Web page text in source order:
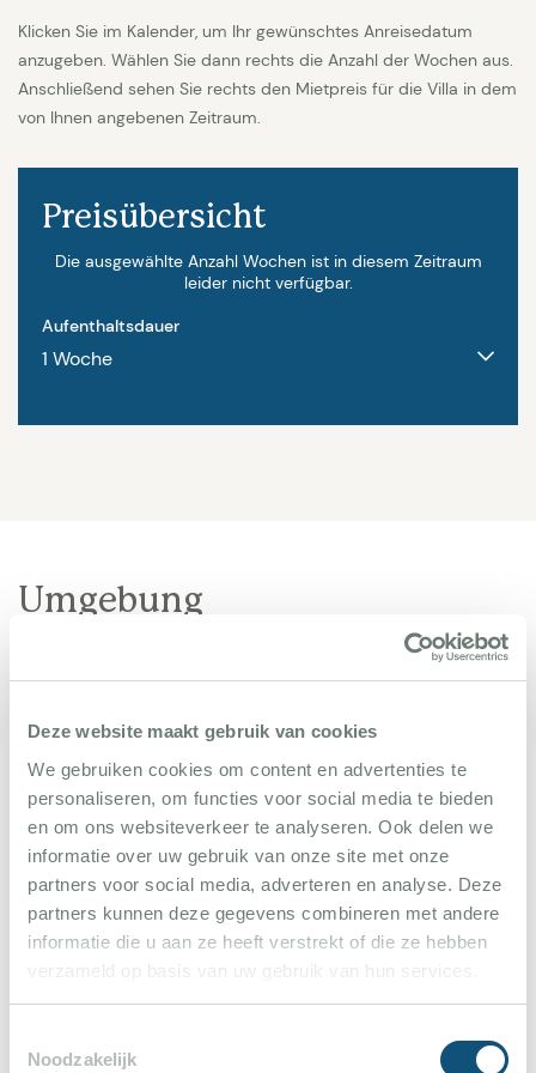
Deze website maakt gebruik van cookies
We gebruiken cookies om content en advertenties te
personaliseren, om functies voor social media te bieden
en om ons websiteverkeer te analyseren. Ook delen we
informatie over uw gebruik van onze site met onze
partners voor social media, adverteren en analyse. Deze
partners kunnen deze gegevens combineren met andere
informatie die u aan ze heeft verstrekt of die ze hebben
verzameld op basis van uw gebruik van hun services.
Noodzakelijk
Es gibt im Haus drei klimatisierte Schlafzimmer und
3 Badezimmer. Ein Schlafzimmer mit grossem
Doppelbett von 200x200 (ohne Fussende) und
einem angeschlossenen Bad mit Dusche, Toilette
und Waschbecken. Das andere mit 2 Betten von
190 x 90 die auch zusammen bezogen werden
können. Das dritte mit einem grossen Doppelbett
unterzubringen. Hier steht ein kleiner
Wohn/Küchenbereich mit Schlafsofa, ein
Schlafzimmer und ein Badezimmer zur Verfügung.
Das Gästehaus hat eine eigen überdachte Terrasse.
Kaution: 1000 EUR | Bettwäsche,
Handtücher und Poolhandtücher sowie
Endreinigung incl. | Hunde erlaubt Zuschlag pro
Hund und Woche 50 EUR (Gelände ist umzäunt) |
Klimaanlage bei normalem Verbrauch im Preis incl. |
Touristensteuer 1,50 EUR pro Person und Nacht
| Zuschlag Gästehaus pro Woche: 1000 EUR
| Poolheizung 250 EUR - 150 EUR pro Woche
(möglich ab April, Preis ist abhänging vom Monat
Klicken Sie im Kalender, um Ihr gewünschtes Anreisedatum
anzugeben. Wählen Sie dann rechts die Anzahl der Wochen aus.
Anschließend sehen Sie rechts den Mietpreis für die Villa in dem
von Ihnen angebenen Zeitraum.
Preisübersicht
Die ausgewählte Anzahl Wochen ist in diesem Zeitraum
leider nicht verfügbar.
Aufenthaltsdauer
Umgebung
Plan de la Tour ist ein kleiner, gemütlicher und
authentischer Ort der von Weinbergen und Pinien-
und Eichenwäldern umgeben ist. Es gibt mehrere
gute Restaurants und Weinbauern. In der Nähe kann